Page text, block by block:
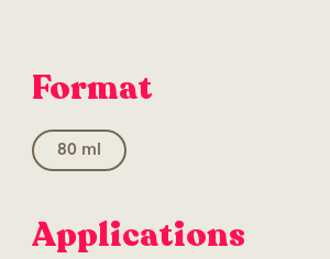
Format
80 ml
Applications